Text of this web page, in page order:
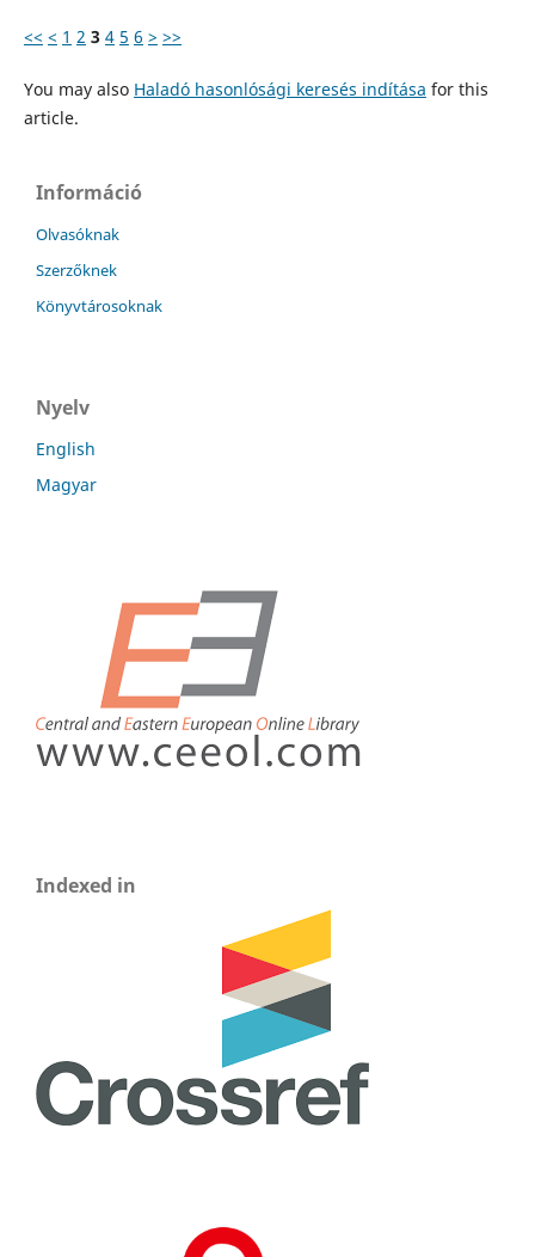
<< < 1 2 3 4 5 6 > >>
You may also Haladó hasonlósági keresés indítása for this
article.
Információ
Olvasóknak
Szerzőknek
Könyvtárosoknak
Nyelv
English
Magyar
Indexed in